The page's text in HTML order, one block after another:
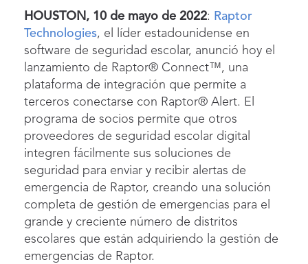
HOUSTON, 10 de mayo de 2022: Raptor
Technologies, el líder estadounidense en
software de seguridad escolar, anunció hoy el
lanzamiento de Raptor® Connect™, una
plataforma de integración que permite a
terceros conectarse con Raptor® Alert. El
programa de socios permite que otros
proveedores de seguridad escolar digital
integren fácilmente sus soluciones de
seguridad para enviar y recibir alertas de
emergencia de Raptor, creando una solución
completa de gestión de emergencias para el
grande y creciente número de distritos
escolares que están adquiriendo la gestión de
emergencias de Raptor.